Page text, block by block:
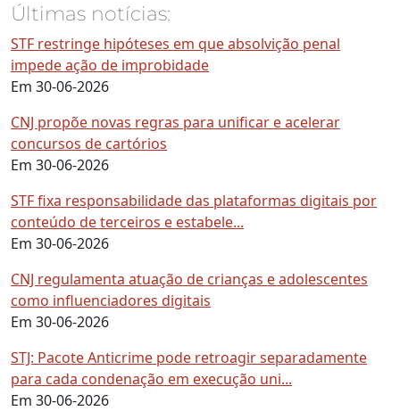
Últimas notícias:
STF restringe hipóteses em que absolvição penal
impede ação de improbidade
Em 30-06-2026
CNJ propõe novas regras para unificar e acelerar
concursos de cartórios
Em 30-06-2026
STF fixa responsabilidade das plataformas digitais por
conteúdo de terceiros e estabele...
Em 30-06-2026
CNJ regulamenta atuação de crianças e adolescentes
como influenciadores digitais
Em 30-06-2026
STJ: Pacote Anticrime pode retroagir separadamente
para cada condenação em execução uni...
Em 30-06-2026